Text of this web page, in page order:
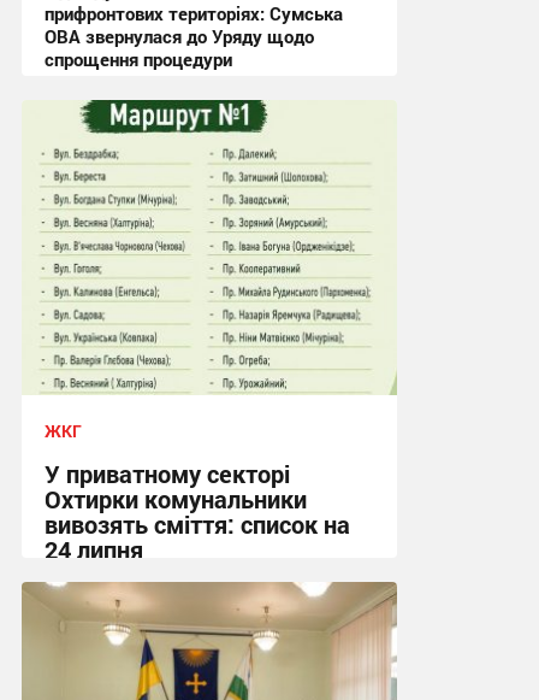
прифронтових територіях: Сумська
ОВА звернулася до Уряду щодо
спрощення процедури
09:03, 4.08.2026
ЖКГ
У приватному секторі
Охтирки комунальники
вивозять сміття: список на
24 липня
20:58, 23.07.2026